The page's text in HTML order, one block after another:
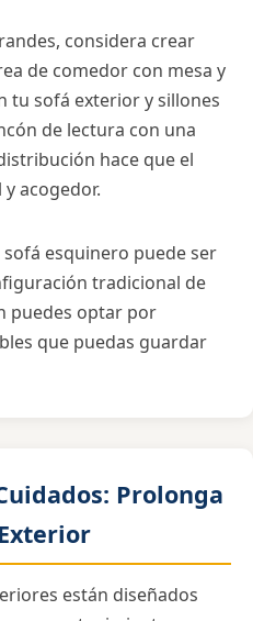
considera crear
de comedor con mesa y
tu sofá exterior y sillones
de lectura con una
hace que el
acogedor.
esquinero puede ser
tradicional de
puedes optar por
que puedas guardar
Prolonga
están diseñados